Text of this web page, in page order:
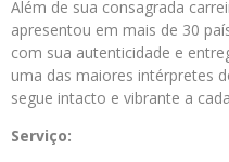
Além de sua consagrada
apresentou em mais de 30
com sua autenticidade e
uma das maiores intérpretes
segue intacto e vibrante a
Serviço: